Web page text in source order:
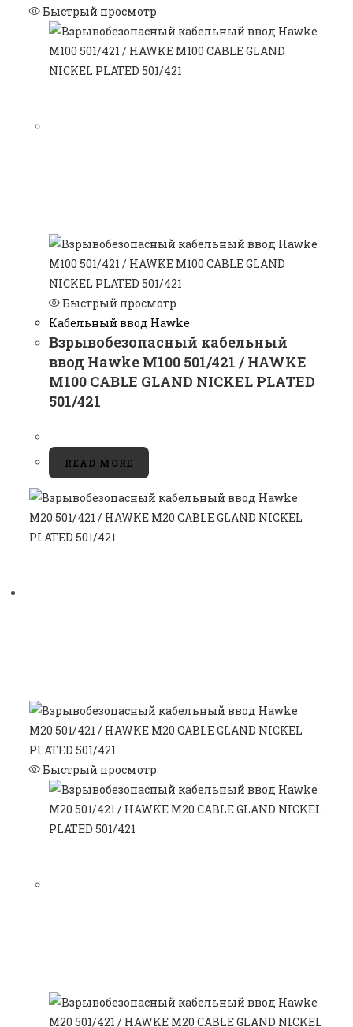
Быстрый просмотр
Быстрый просмотр
Кабельный ввод Hawke
Взрывобезопасный кабельный
ввод Hawke M100 501/421 / HAWKE
M100 CABLE GLAND NICKEL PLATED
501/421
READ MORE
Быстрый просмотр